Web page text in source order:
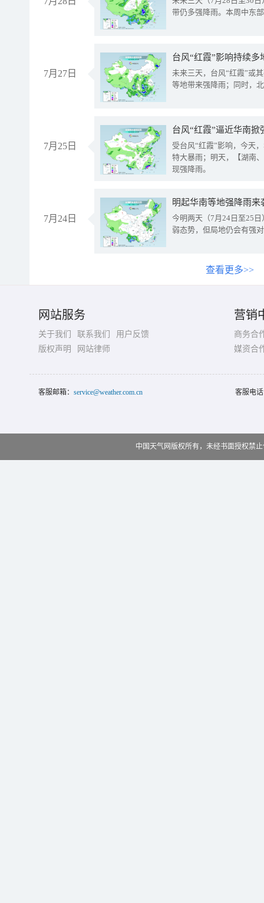
带仍多强降雨。本周中东
7月27日
台风“红霞”影响持续
未来三天，台风“红霞”或
等地带来强降雨；同时，
7月25日
台风“红霞”逼近华南
受台风“红霞”影响，今天
特大暴雨；明天，【湖南
现强降雨。
7月24日
明起华南等地强降雨
今明两天（7月24日至25
弱态势，但局地仍会有强
查看更多>>
网站服务
关于我们 联系我们
用户反馈
版权声明
网站律师
营销
商务合
媒资合
客服邮箱： service@weather.com.cn 客服电
中国天气网版权所有，未经书面授权